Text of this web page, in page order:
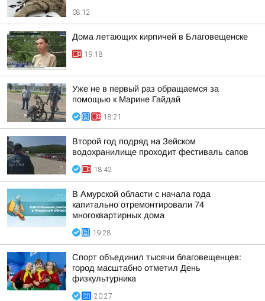
08:12
Дома летающих кирпичей в Благовещенске
19:18
Уже не в первый раз обращаемся за
помощью к Марине Гайдай
18:21
Второй год подряд на Зейском
водохранилище проходит фестиваль сапов
18:42
В Амурской области с начала года
капитально отремонтировали 74
многоквартирных дома
19:28
Спорт объединил тысячи благовещенцев:
город масштабно отметил День
физкультурника
20:27